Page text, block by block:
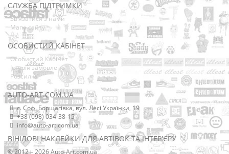
СЛУЖБА ПІДТРИМКИ
Зв’язатися з нами
Мапа сайту
ОСОБИСТИЙ КАБІНЕТ
Особистий Кабінет
Історія замовлень
Розсилка
AUTO-ART.COM.UA
с. Соф. Борщагівка, вул. Лесі Українки, 19
+38 (098) 034-38-15
info@auto-art.com.ua
ВІНІЛОВІ НАКЛЕЙКИ ДЛЯ АВТІВОК ТА ІНТЕР'ЄРУ
© 2012 – 2026 Auto-Art.com.ua